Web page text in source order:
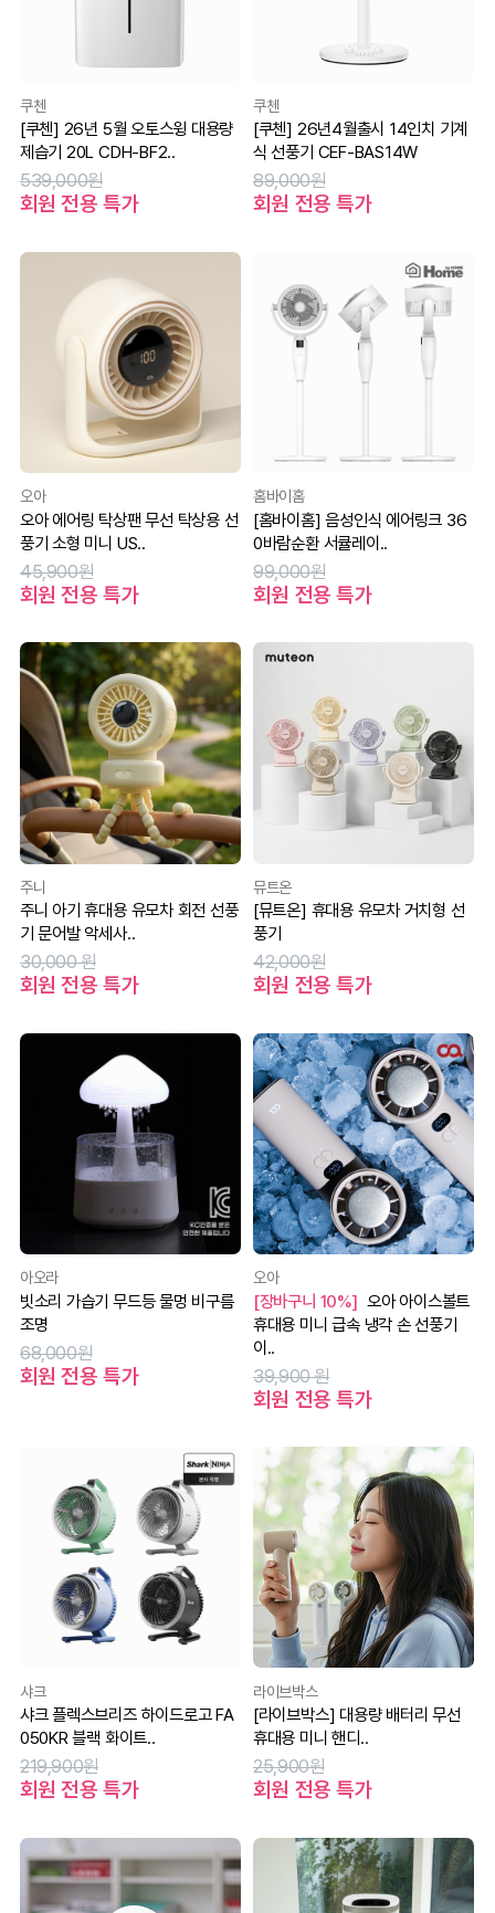
쿠첸
[쿠첸] 26년 5월 오토스윙 대용량
제습기 20L CDH-BF2..
539,000원
회원 전용 특가
쿠첸
[쿠첸] 26년4월출시 14인치 기계
식 선풍기 CEF-BAS14W
89,000원
회원 전용 특가
오아
오아 에어링 탁상팬 무선 탁상용 선
풍기 소형 미니 US..
45,900원
회원 전용 특가
홈바이홈
[홈바이홈] 음성인식 에어링크 36
0바람순환 서큘레이..
99,000원
회원 전용 특가
주니
주니 아기 휴대용 유모차 회전 선풍
기 문어발 악세사..
30,000 원
회원 전용 특가
뮤트온
[뮤트온] 휴대용 유모차 거치형 선
풍기
42,000원
회원 전용 특가
아오라
빗소리 가습기 무드등 물멍 비구름
조명
68,000원
회원 전용 특가
오아
[장바구니 10%] 오아 아이스볼트
휴대용 미니 급속 냉각 손 선풍기
이..
39,900 원
회원 전용 특가
샤크
샤크 플렉스브리즈 하이드로고 FA
050KR 블랙 화이트..
219,900원
회원 전용 특가
라이브박스
[라이브박스] 대용량 배터리 무선
휴대용 미니 핸디..
25,900원
회원 전용 특가